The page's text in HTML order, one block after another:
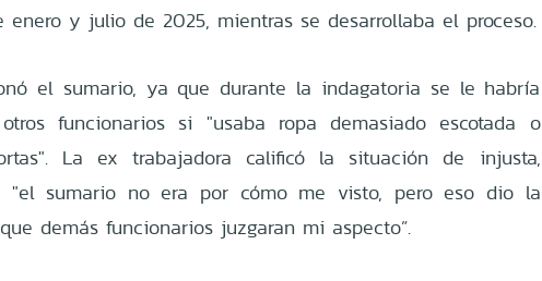
enero y julio de 2025, mientras se desarrollaba el proceso.
el sumario, ya que durante la indagatoria se le habría
funcionarios si "usaba ropa demasiado escotada o
La ex trabajadora calificó la situación de injusta,
"el sumario no era por cómo me visto, pero eso dio la
demás funcionarios juzgaran mi aspecto”.